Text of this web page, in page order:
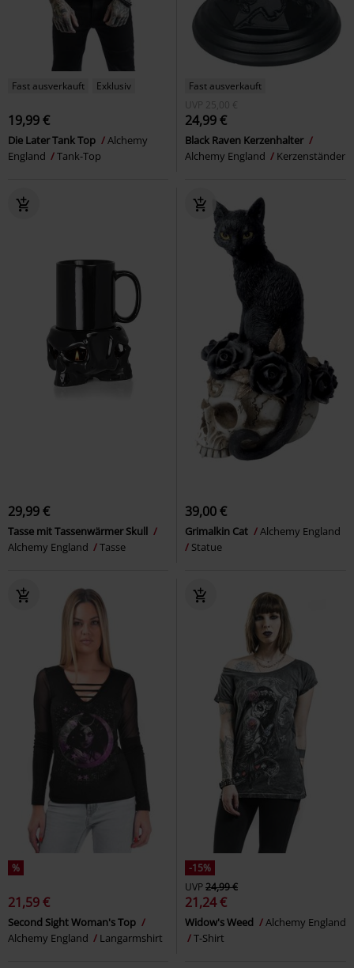
Fast ausverkauft Exklusiv
19,99 €
Die Later Tank Top
Alchemy
England
Tank-Top
Fast ausverkauft
UVP
25,00 €
24,99 €
Black Raven Kerzenhalter
Alchemy England
Kerzenständer
29,99 €
Tasse mit Tassenwärmer Skull
Alchemy England
Tasse
39,00 €
Grimalkin Cat
Alchemy England
Statue
%
21,59 €
Second Sight Woman's Top
Alchemy England
Langarmshirt
-15%
UVP24,99 €
21,24 €
Widow's Weed
Alchemy England
T-Shirt